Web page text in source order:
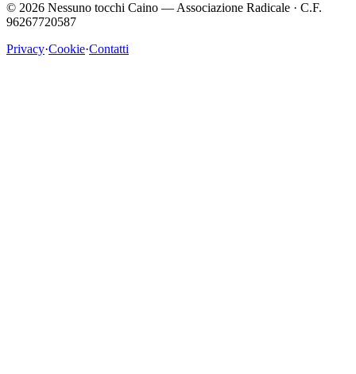
© 2026 Nessuno tocchi Caino — Associazione Radicale · C.F.
96267720587
Privacy·Cookie·Contatti